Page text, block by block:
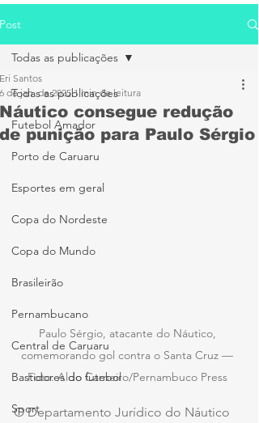
Post
Todas as publicações
Futebol Amador
Porto de Caruaru
Esportes em geral
Copa do Nordeste
Copa do Mundo
Brasileirão
Pernambucano
Central de Caruaru
Bastidores do futebol
Sport
Todas as publicações
Náutico consegue redução
de punição para Paulo Sérgio
Eri Santos
6 de jan. de 2025 1 min de leitura
Paulo Sérgio, atacante do Náutico,
comemorando gol contra o Santa Cruz —
Foto: Aldo Carneiro/Pernambuco Press
O Departamento Jurídico do Náutico